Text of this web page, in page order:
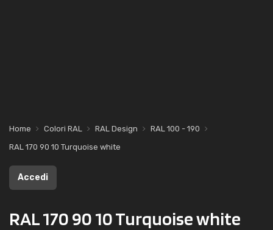
Home Colori RAL RAL Design
RAL 100 - 190
RAL 170 90 10 Turquoise white
Accedi
RAL 170 90 10 Turquoise white